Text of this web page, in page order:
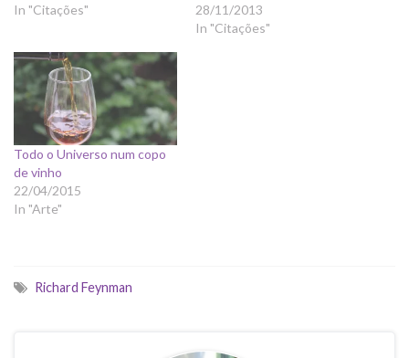
In "Citações"
28/11/2013
In "Citações"
Todo o Universo num copo
de vinho
22/04/2015
In "Arte"
Richard Feynman